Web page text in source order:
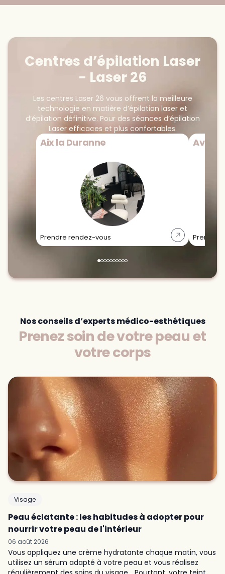
Centres d’épilation Laser
- Laser 26
Les centres Laser 26 vous offrent la meilleure
technologie en matière d’épilation laser et
d’épilation définitive. Pour des séances d’épilation
Laser efficaces et plus confortables.
Aix la Duranne
Prendre rendez-vous Prendre
Nos conseils d’experts médico-esthétiques
Prenez soin de votre peau et
votre corps
Visage
Peau éclatante : les habitudes à adopter pour
nourrir votre peau de l'intérieur
06 août 2026
Vous appliquez une crème hydratante chaque matin, vous
utilisez un sérum adapté à votre peau et vous réalisez